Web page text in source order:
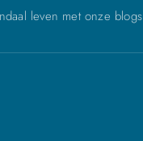
leven met onze blogs